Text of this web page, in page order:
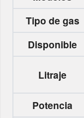
Tipo de gas
Disponible
Litraje
Potencia